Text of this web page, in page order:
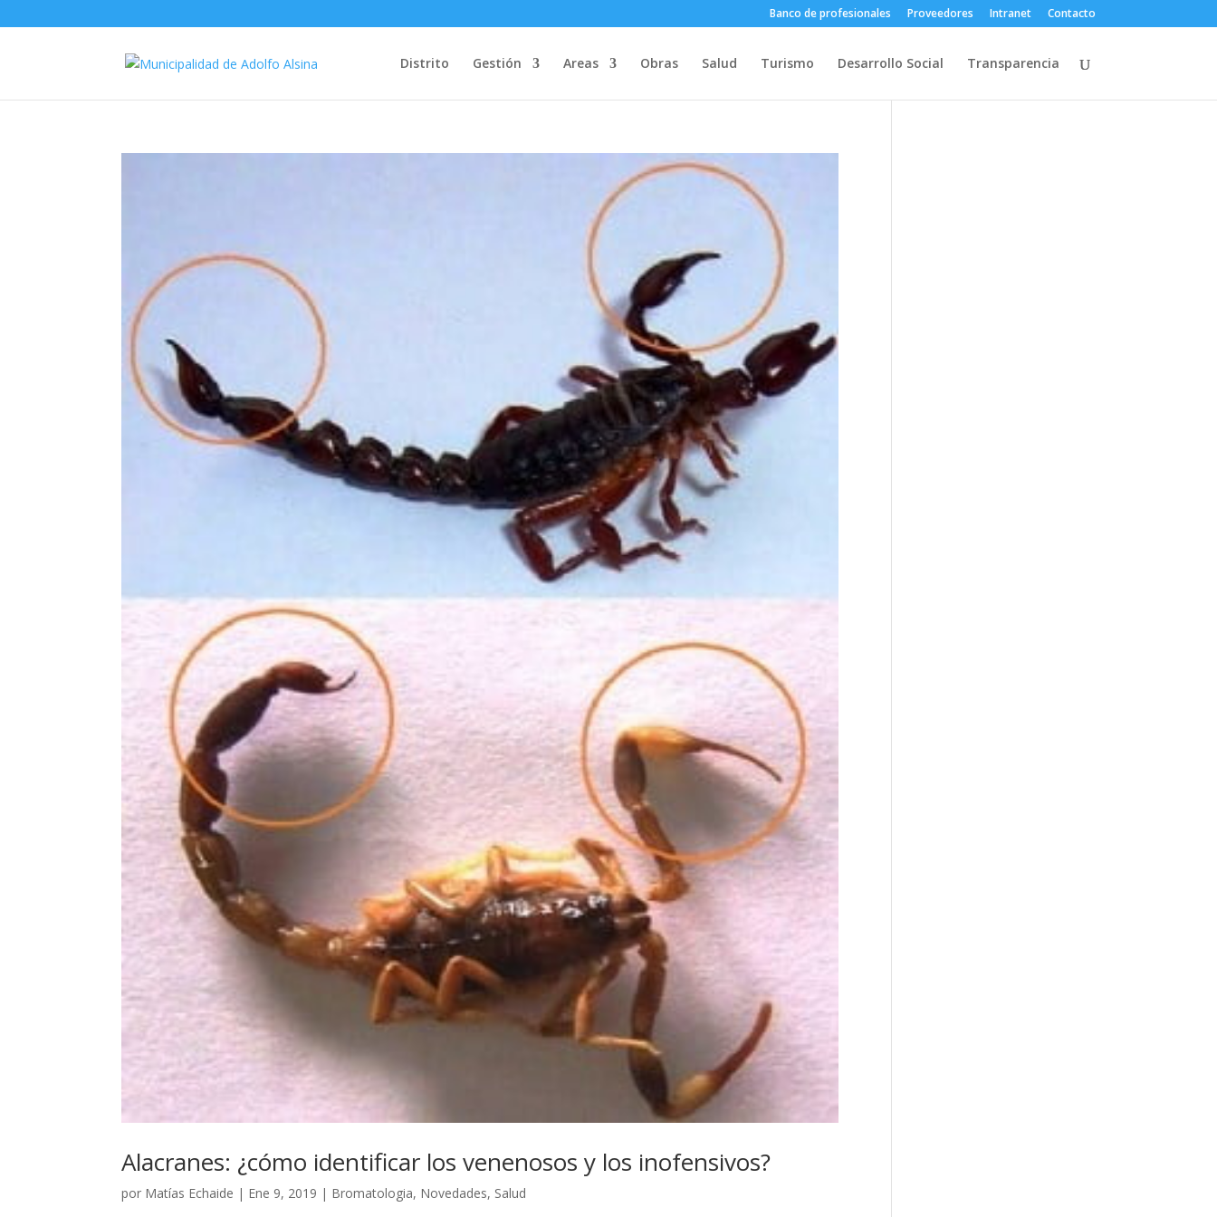
Banco de profesionales Proveedores Intranet Contacto
Distrito Gestión Areas Obras Salud Turismo Desarrollo Social Transparencia
Alacranes: ¿cómo identificar los venenosos y los inofensivos?
por Matías Echaide | Ene 9, 2019 | Bromatologia, Novedades, Salud